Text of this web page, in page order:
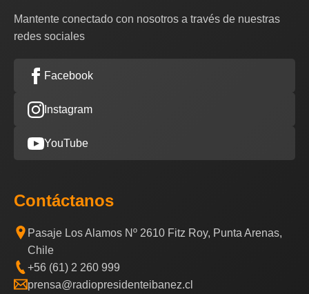
Mantente conectado con nosotros a través de nuestras
redes sociales
Facebook
Instagram
YouTube
Contáctanos
Pasaje Los Alamos Nº 2610 Fitz Roy, Punta Arenas,
Chile
+56 (61) 2 260 999
prensa@radiopresidenteibanez.cl